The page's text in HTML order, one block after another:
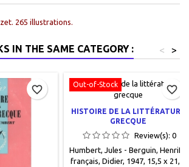
265 illustrations.
IN THE SAME CATEGORY : >
<
favorite_border Out-of-Stock
HISTOIRE DE LA LITTÉRATURE
GRECQUE
Review(s): 0
Humbert, Jules - Berguin, HenriEn
français, Didier, 1947, 15,5 x 21,5,
favorite_border